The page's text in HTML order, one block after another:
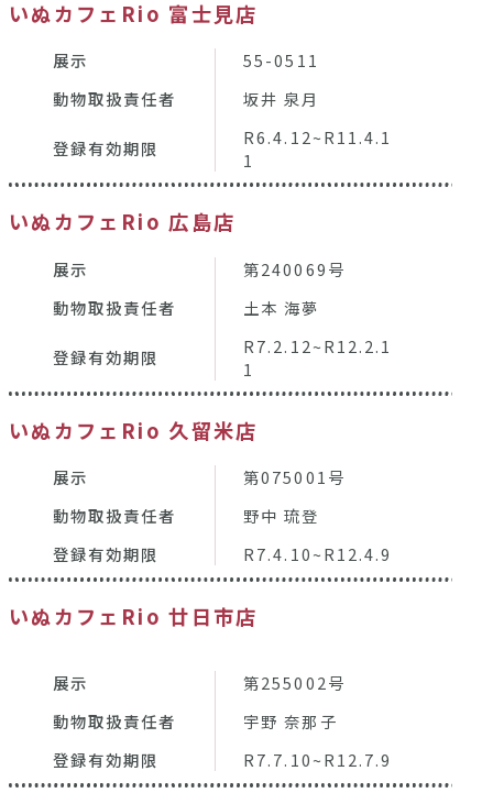
いぬカフェRio 富士見店
展示
55-0511
動物取扱責任者
坂井 泉月
登録有効期限
R6.4.12~R11.4.1
1
いぬカフェRio 広島店
展示
第240069号
動物取扱責任者
土本 海夢
登録有効期限
R7.2.12~R12.2.1
1
いぬカフェRio 久留米店
展示
第075001号
動物取扱責任者
野中 琉登
登録有効期限
R7.4.10~R12.4.9
いぬカフェRio 廿日市店
展示
第255002号
動物取扱責任者
宇野 奈那子
登録有効期限
R7.7.10~R12.7.9